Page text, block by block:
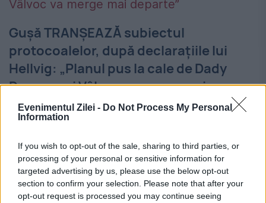
Evenimentul Zilei - Do Not Process My Personal
Information
If you wish to opt-out of the sale, sharing to third parties, or
processing of your personal or sensitive information for
targeted advertising by us, please use the below opt-out
section to confirm your selection. Please note that after your
opt-out request is processed you may continue seeing
Gușă TRANȘEAZĂ subiectul
protocoalelor, după declarațiile lui
Hellvig: „Planul pus la cale de Dady
Dragnea și Vâlvoc va merge mai
departe”
Consultantul politic Cozmin Gușă a
reacționat, vineri seară, la Realitatea TV,
după declarațiile făcute de șeful SRI,